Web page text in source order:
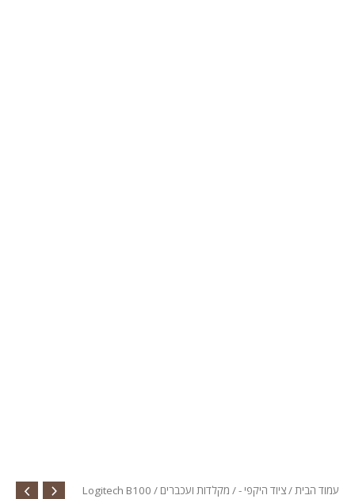
עמוד הבית/ציוד היקפי -/ מקלדות ועכברים
/ Logitech B100